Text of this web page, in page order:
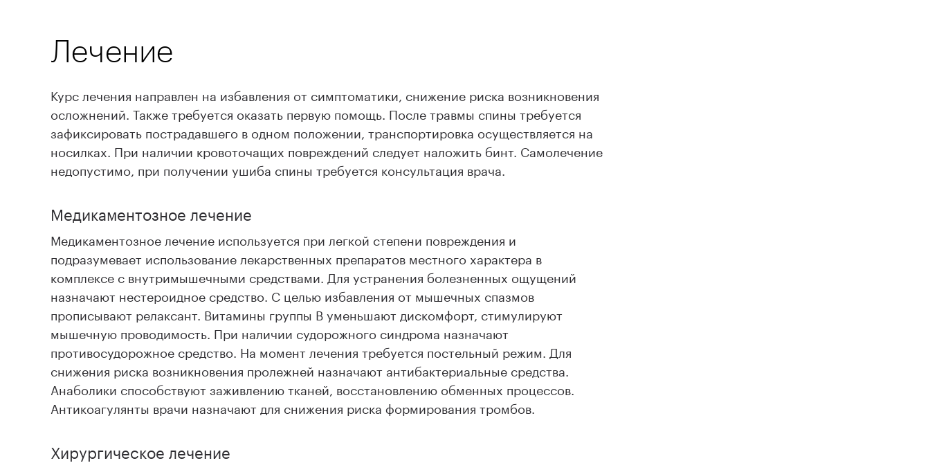
Лечение
Курс лечения направлен на избавления от симптоматики, снижение риска возникновения
осложнений. Также требуется оказать первую помощь. После травмы спины требуется
зафиксировать пострадавшего в одном положении, транспортировка осуществляется на
носилках. При наличии кровоточащих повреждений следует наложить бинт. Самолечение
недопустимо, при получении ушиба спины требуется консультация врача.
Медикаментозное лечение
Медикаментозное лечение используется при легкой степени повреждения и
подразумевает использование лекарственных препаратов местного характера в
комплексе с внутримышечными средствами. Для устранения болезненных ощущений
назначают нестероидное средство. С целью избавления от мышечных спазмов
прописывают релаксант. Витамины группы B уменьшают дискомфорт, стимулируют
мышечную проводимость. При наличии судорожного синдрома назначают
противосудорожное средство. На момент лечения требуется постельный режим. Для
снижения риска возникновения пролежней назначают антибактериальные средства.
Анаболики способствуют заживлению тканей, восстановлению обменных процессов.
Антикоагулянты врачи назначают для снижения риска формирования тромбов.
Хирургическое лечение